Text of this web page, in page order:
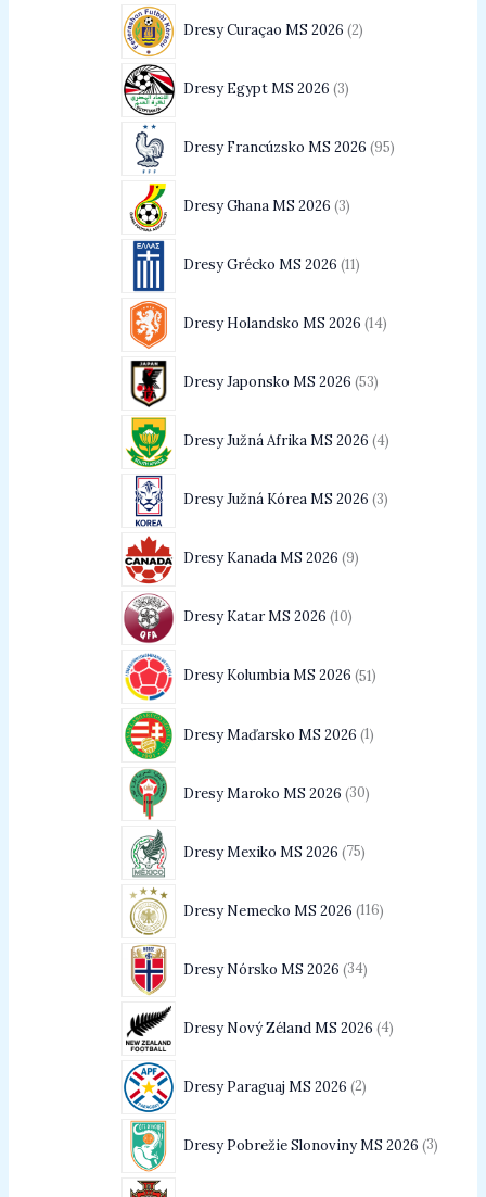
Dresy Curaçao MS 2026 2
Dresy Egypt MS 2026 3
Dresy Francúzsko MS 2026 95
Dresy Ghana MS 2026 3
Dresy Grécko MS 2026 11
Dresy Holandsko MS 2026 14
Dresy Japonsko MS 2026 53
Dresy Južná Afrika MS 2026 4
Dresy Južná Kórea MS 2026 3
Dresy Kanada MS 2026 9
Dresy Katar MS 2026 10
Dresy Kolumbia MS 2026 51
Dresy Maďarsko MS 2026 1
Dresy Maroko MS 2026 30
Dresy Mexiko MS 2026 75
Dresy Nemecko MS 2026 116
Dresy Nórsko MS 2026 34
Dresy Nový Zéland MS 2026 4
Dresy Paraguaj MS 2026 2
Dresy Pobrežie Slonoviny MS 2026 3